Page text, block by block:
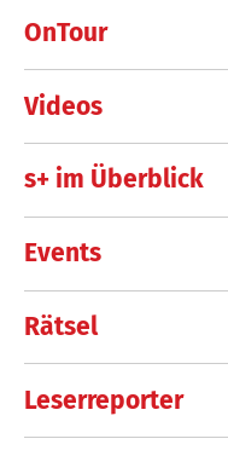
OnTour
Videos
s+ im Überblick
Events
Rätsel
Leserreporter